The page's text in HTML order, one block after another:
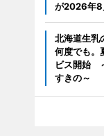
が2026年8
北海道生乳
何度でも。
ビス開始
すきの～